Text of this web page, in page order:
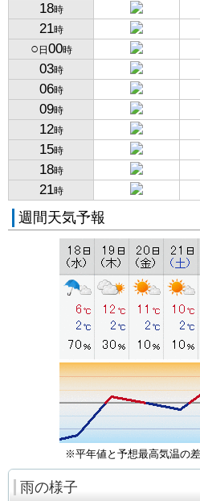
18時
21時
○ 日 00時
03時
06時
09時
12時
15時
18時
21時
週間天気予報
※平年値と予想最高気温の差
雨の様子